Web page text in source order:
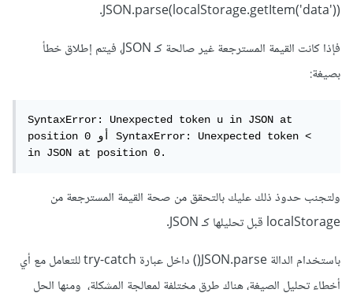
JSON.parse(localStorage.getItem('data')).
فإذا كانت القيمة المسترجعة غير صالحة كـ JSON، فيتم إطلاق خطأ
بصيغة:
SyntaxError: Unexpected token u in JSON at
position 0 أو SyntaxError: Unexpected token <
in JSON at position 0.
ولتجنب حدوذ ذلك عليك بالتحقق من صحة القيمة المسترجعة من
localStorage قبل تحليلها كـ JSON.
باستخدام الدالة JSON.parse() داخل عبارة try-catch للتعامل مع أي
أخطاء تحليل الصيغة، هناك طرق مختلفة لمعالجة المشكلة، ومنها الحل